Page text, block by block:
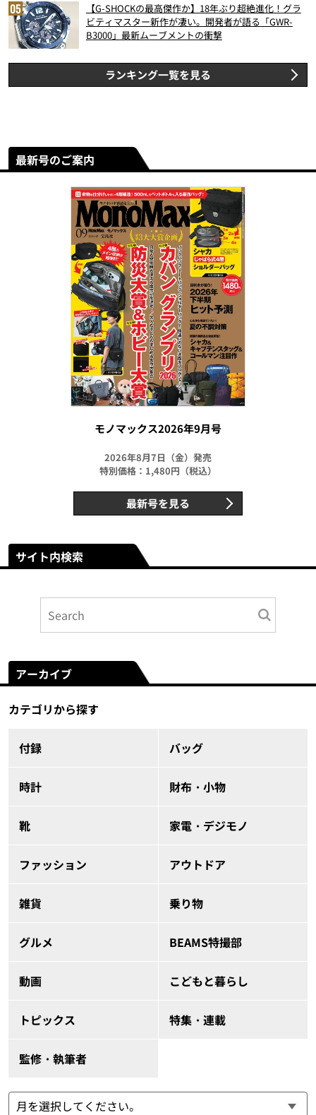
【G-SHOCKの最高傑作か】18年ぶり超絶進化！グラ
ビティマスター新作が凄い。開発者が語る「GWR-
B3000」最新ムーブメントの衝撃
ランキング一覧を見る
最新号のご案内
モノマックス2026年9月号
2026年8月7日（金）発売
特別価格：1,480円（税込）
最新号を見る
サイト内検索
アーカイブ
カテゴリから探す
付録 バッグ
時計 財布・小物
靴 家電・デジモノ
ファッション アウトドア
雑貨 乗り物
グルメ BEAMS特撮部
動画 こどもと暮らし
トピックス 特集・連載
監修・執筆者